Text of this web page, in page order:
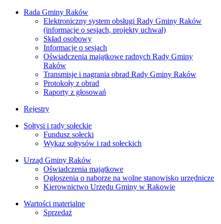
Rada Gminy Raków
Elektroniczny system obsługi Rady Gminy Raków
(informacje o sesjach, projekty uchwał)
Skład osobowy
Informacje o sesjach
Oświadczenia majątkowe radnych Rady Gminy
Raków
Transmisje i nagrania obrad Rady Gminy Raków
Protokoły z obrad
Raporty z głosowań
Rejestry
Sołtysi i rady sołeckie
Fundusz sołecki
Wykaz sołtysów i rad sołeckich
Urząd Gminy Raków
Oświadczenia majątkowe
Ogłoszenia o naborze na wolne stanowisko urzędnicze
Kierownictwo Urzędu Gminy w Rakowie
Wartości materialne
Sprzedaż